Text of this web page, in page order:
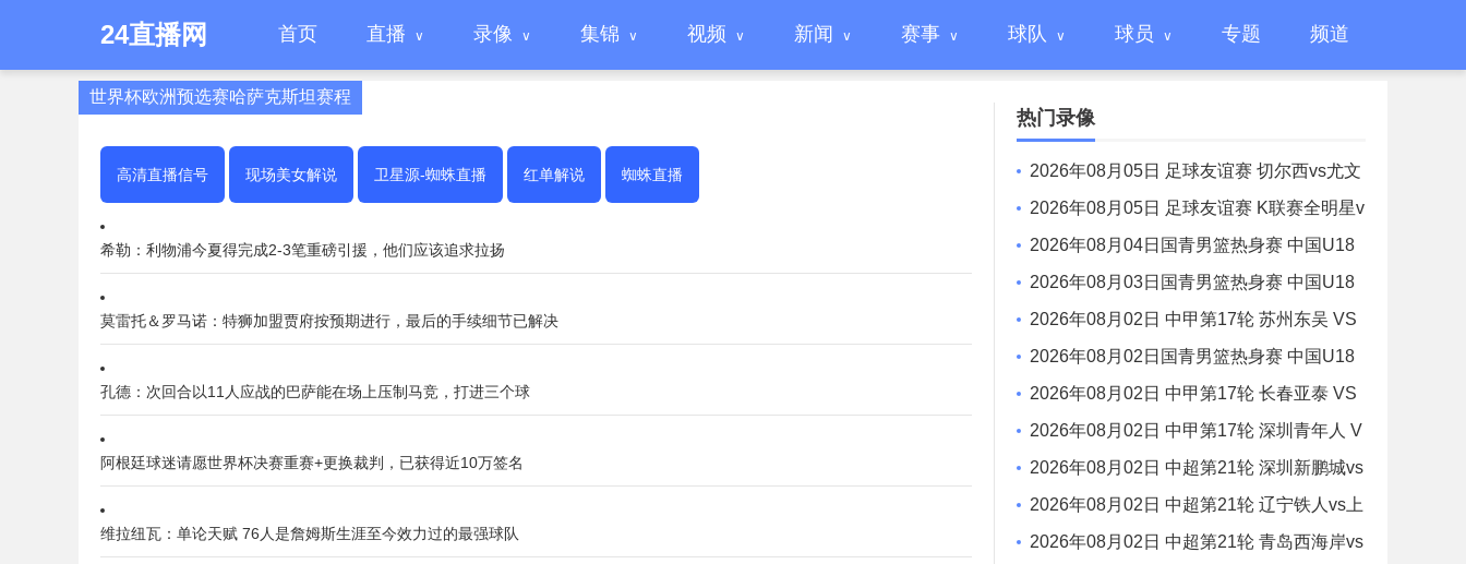
24直播网 首页 直播 录像 集锦 视频 新闻 赛事 球队 球员 专题 频道
世界杯欧洲预选赛哈萨克斯坦赛程
高清直播信号 现场美女解说 卫星源-蜘蛛直播 红单解说 蜘蛛直播
希勒：利物浦今夏得完成2-3笔重磅引援，他们应该追求拉扬
莫雷托＆罗马诺：特狮加盟贾府按预期进行，最后的手续细节已解决
孔德：次回合以11人应战的巴萨能在场上压制马竞，打进三个球
阿根廷球迷请愿世界杯决赛重赛+更换裁判，已获得近10万签名
维拉纽瓦：单论天赋 76人是詹姆斯生涯至今效力过的最强球队
热门录像
2026年08月05日 足球友谊赛 切尔西vs尤文
图斯 全场录像
2026年08月05日 足球友谊赛 K联赛全明星v
s曼城 全场录像
2026年08月04日国青男篮热身赛 中国U18
男篮 - 加拿大大卫·安篮球学院 全场录像
2026年08月03日国青男篮热身赛 中国U18
男篮 - 韩国东国大学 全场录像
2026年08月02日 中甲第17轮 苏州东吴 VS
梅州客家 全场录像
2026年08月02日国青男篮热身赛 中国U18
男篮 - 纽纳华丁闪电队 全场录像
2026年08月02日 中甲第17轮 长春亚泰 VS
石家庄功夫 全场录像
2026年08月02日 中甲第17轮 深圳青年人 V
S 无锡吴钩 全场录像
2026年08月02日 中超第21轮 深圳新鹏城vs
重庆铜梁龙 全场录像
2026年08月02日 中超第21轮 辽宁铁人vs上
海申花 全场录像
2026年08月02日 中超第21轮 青岛西海岸vs